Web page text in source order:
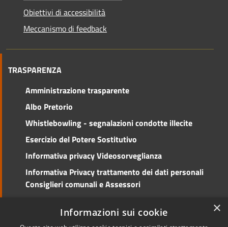
Obiettivi di accessibilità
Meccanismo di feedback
TRASPARENZA
Amministrazione trasparente
Albo Pretorio
Whistlebowling - segnalazioni condotte illecite
Esercizio del Potere Sostitutivo
Informativa privacy Videosorveglianza
Informativa Privacy trattamento dei dati personali
Consiglieri comunali e Assessori
×
Informazioni sui cookie